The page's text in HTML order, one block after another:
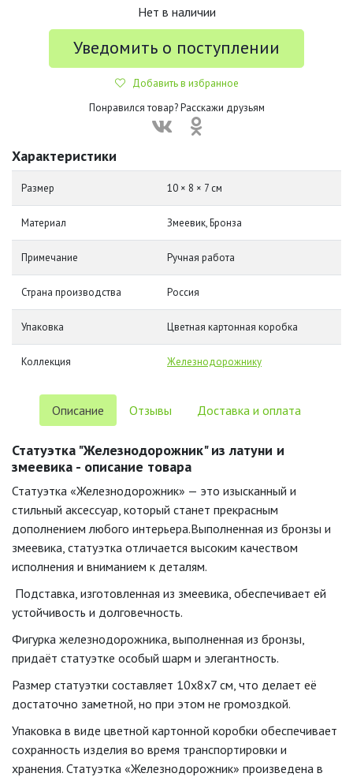
Нет в наличии
Уведомить о поступлении
Добавить в избранное
Понравился товар? Расскажи друзьям
Характеристики
Размер 10 × 8 × 7 см
Материал Змеевик, Бронза
Примечание Ручная работа
Страна производства Россия
Упаковка Цветная картонная коробка
Коллекция Железнодорожнику
Описание Отзывы Доставка и оплата
Статуэтка "Железнодорожник" из латуни и
змеевика - описание товара
Статуэтка «Железнодорожник» — это изысканный и
стильный аксессуар, который станет прекрасным
дополнением любого интерьера.Выполненная из бронзы и
змеевика, статуэтка отличается высоким качеством
исполнения и вниманием к деталям.
Подставка, изготовленная из змеевика, обеспечивает ей
устойчивость и долговечность.
Фигурка железнодорожника, выполненная из бронзы,
придаёт статуэтке особый шарм и элегантность.
Размер статуэтки составляет 10x8x7 см, что делает её
достаточно заметной, но при этом не громоздкой.
Упаковка в виде цветной картонной коробки обеспечивает
сохранность изделия во время транспортировки и
хранения. Статуэтка «Железнодорожник» произведена в